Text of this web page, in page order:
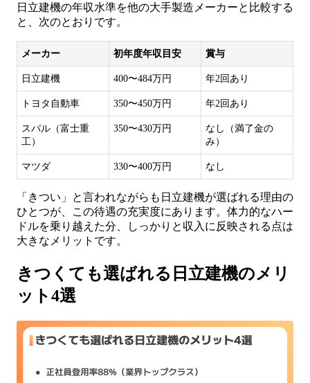
日立建機の年収水準を他の大手製造メーカーと比較する
と、次のとおりです。
メーカー 初年度年収目安 賞与
日立建機 400〜484万円 年2回あり
トヨタ自動車 350〜450万円 年2回あり
スバル（富士重
工）
350〜430万円
なし（満了金の
み）
マツダ 330〜400万円 なし
「きつい」と言われながらも日立建機が選ばれる理由の
ひとつが、この待遇の充実度にあります。体力的なハー
ドルを乗り越えた分、しっかりと収入に反映される点は
大きなメリットです。
きつくても選ばれる日立建機のメリ
ット4選